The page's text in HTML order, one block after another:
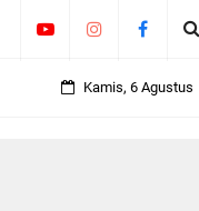
Kamis, 6 Agustus